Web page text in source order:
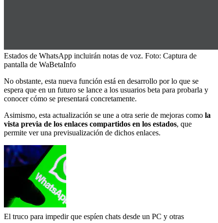
Estados de WhatsApp incluirán notas de voz. Foto: Captura de
pantalla de WaBetaInfo
No obstante, esta nueva función está en desarrollo por lo que se
espera que en un futuro se lance a los usuarios beta para probarla y
conocer cómo se presentará concretamente.
Asimismo, esta actualización se une a otra serie de mejoras como la
vista previa de los enlaces compartidos en los estados, que
permite ver una previsualización de dichos enlaces.
El truco para impedir que espíen chats desde un PC y otras